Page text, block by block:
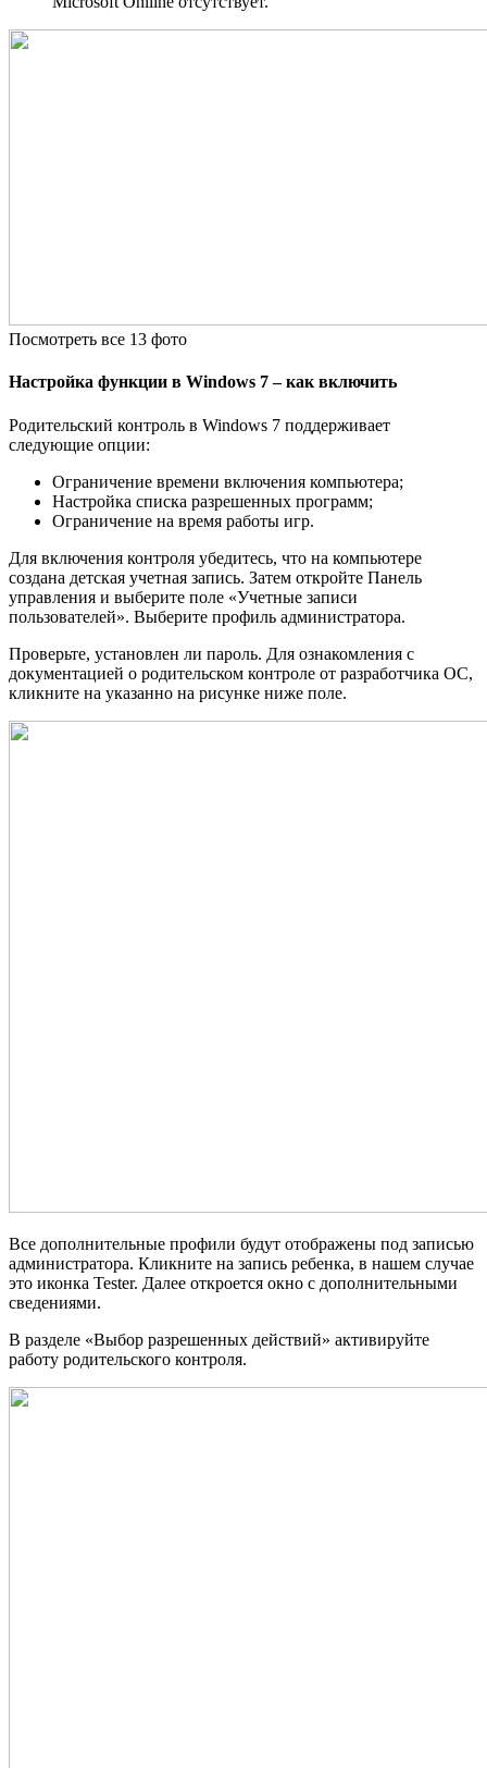
Посмотреть все 13 фото
Настройка функции в Windows 7 – как включить
Родительский контроль в Windows 7 поддерживает
следующие опции:
Ограничение времени включения компьютера;
Настройка списка разрешенных программ;
Ограничение на время работы игр.
Для включения контроля убедитесь, что на компьютере
создана детская учетная запись. Затем откройте Панель
управления и выберите поле «Учетные записи
пользователей». Выберите профиль администратора.
Проверьте, установлен ли пароль. Для ознакомления с
документацией о родительском контроле от разработчика ОС,
кликните на указанно на рисунке ниже поле.
Все дополнительные профили будут отображены под записью
администратора. Кликните на запись ребенка, в нашем случае
это иконка Tester. Далее откроется окно с дополнительными
сведениями.
В разделе «Выбор разрешенных действий» активируйте
работу родительского контроля.